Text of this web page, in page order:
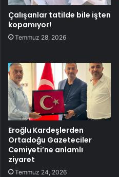
Çalışanlar tatilde bile işten
kopamıyor!
Temmuz 28, 2026
Eroğlu Kardeşlerden
Ortadoğu Gazeteciler
Cemiyeti’ne anlamlı
ziyaret
Temmuz 24, 2026